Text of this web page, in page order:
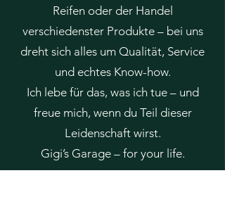
Reifen oder der Handel
verschiedenster Produkte – bei uns
dreht sich alles um Qualität, Service
und echtes Know-how.
Ich lebe für das, was ich tue – und
freue mich, wenn du Teil dieser
Leidenschaft wirst.
Gigi’s Garage – for your life.